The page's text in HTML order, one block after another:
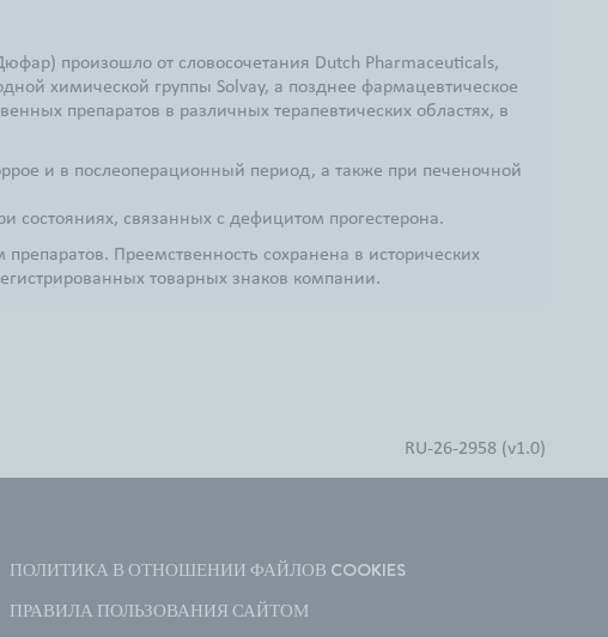
произошло от словосочетания Dutch Pharmaceuticals,
химической группы Solvay, а позднее фармацевтическое
препаратов в различных терапевтических областях, в
и в послеоперационный период, а также при печеночной
связанных с дефицитом прогестерона.
Преемственность сохранена в исторических
товарных знаков компании.
RU-26-2958 (v1.0)
ПОЛИТИКА В ОТНОШЕНИИ ФАЙЛОВ COOKIES
ПРАВИЛА ПОЛЬЗОВАНИЯ САЙТОМ